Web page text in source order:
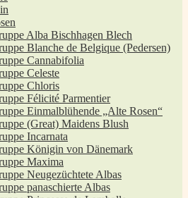
Alba Bischhagen Blech
Blanche de Belgique (Pedersen)
Cannabifolia
Celeste
Chloris
Félicité Parmentier
Einmalblühende „Alte Rosen“
(Great) Maidens Blush
Incarnata
Königin von Dänemark
Maxima
Neugezüchtete Albas
panaschierte Albas